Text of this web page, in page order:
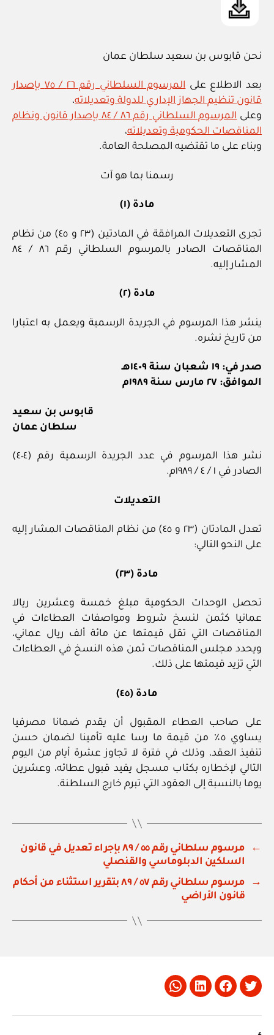
نحن قابوس بن سعيد سلطان عمان
بعد الاطلاع على
المرسوم السلطاني رقم ٢٦ / ٧٥ بإصدار
قانون تنظيم الجهاز الإداري للدولة وتعديلاته،
وعلى
المرسوم السلطاني رقم ٨٦ / ٨٤ بإصدار قانون ونظام
المناقصات الحكومية وتعديلاته،
وبناء على ما تقتضيه المصلحة العامة.
رسمنا بما هو آت
مادة (١)
تجرى التعديلات المرافقة في المادتين (٢٣ و ٤٥) من نظام
المناقصات الصادر بالمرسوم السلطاني رقم ٨٦ / ٨٤
المشار إليه.
مادة (٢)
ينشر هذا المرسوم في الجريدة الرسمية ويعمل به اعتبارا
من تاريخ نشره.
صدر في: ١٩ شعبان سنة ١٤٠٩هـ
الموافق: ٢٧ مارس سنة ١٩٨٩م
قابوس بن سعيد
سلطان عمان
نشر هذا المرسوم في عدد الجريدة الرسمية رقم (٤٠٤)
الصادر في ١ / ٤ / ١٩٨٩م.
التعديلات
تعدل المادتان (٢٣ و ٤٥) من نظام المناقصات المشار إليه
على النحو التالي:
مادة (٢٣)
تحصل الوحدات الحكومية مبلغ خمسة وعشرين ريالا
عمانيا كثمن لنسخ شروط ومواصفات العطاءات في
المناقصات التي تقل قيمتها عن مائة ألف ريال عماني،
ويحدد مجلس المناقصات ثمن هذه النسخ في العطاءات
التي تزيد قيمتها على ذلك.
مادة (٤٥)
على صاحب العطاء المقبول أن يقدم ضمانا مصرفيا
يساوي ٥٪ من قيمة ما رسا عليه تأمينا لضمان حسن
تنفيذ العقد، وذلك في فترة لا تجاوز عشرة أيام من اليوم
التالي لإخطاره بكتاب مسجل يفيد قبول عطائه، وعشرين
يوما بالنسبة إلى العقود التي تبرم خارج السلطنة.
←
مرسوم سلطاني رقم ٥٥ / ٨٩ بإجراء تعديل في قانون
السلكين الدبلوماسي والقنصلي
→
مرسوم سلطاني رقم ٥٧ / ٨٩ بتقرير استثناء من أحكام
قانون الأراضي
Twitter
Facebook
LinkedIn
Whatsapp